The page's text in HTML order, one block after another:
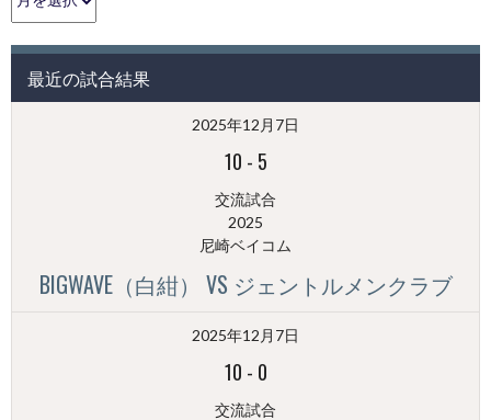
去
投
（月
最近の試合結果
2025年12月7日
10 - 5
交流試合
2025
尼崎ベイコム
BIGWAVE（白紺） VS ジェントルメンクラブ
2025年12月7日
10 - 0
交流試合